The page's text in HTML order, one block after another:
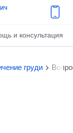
и консультация
груди